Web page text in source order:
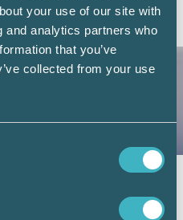
your use of our site with
and analytics partners who
that you’ve
collected from your use